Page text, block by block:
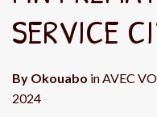
SERVICE
By Okouabo inAVEC
2024